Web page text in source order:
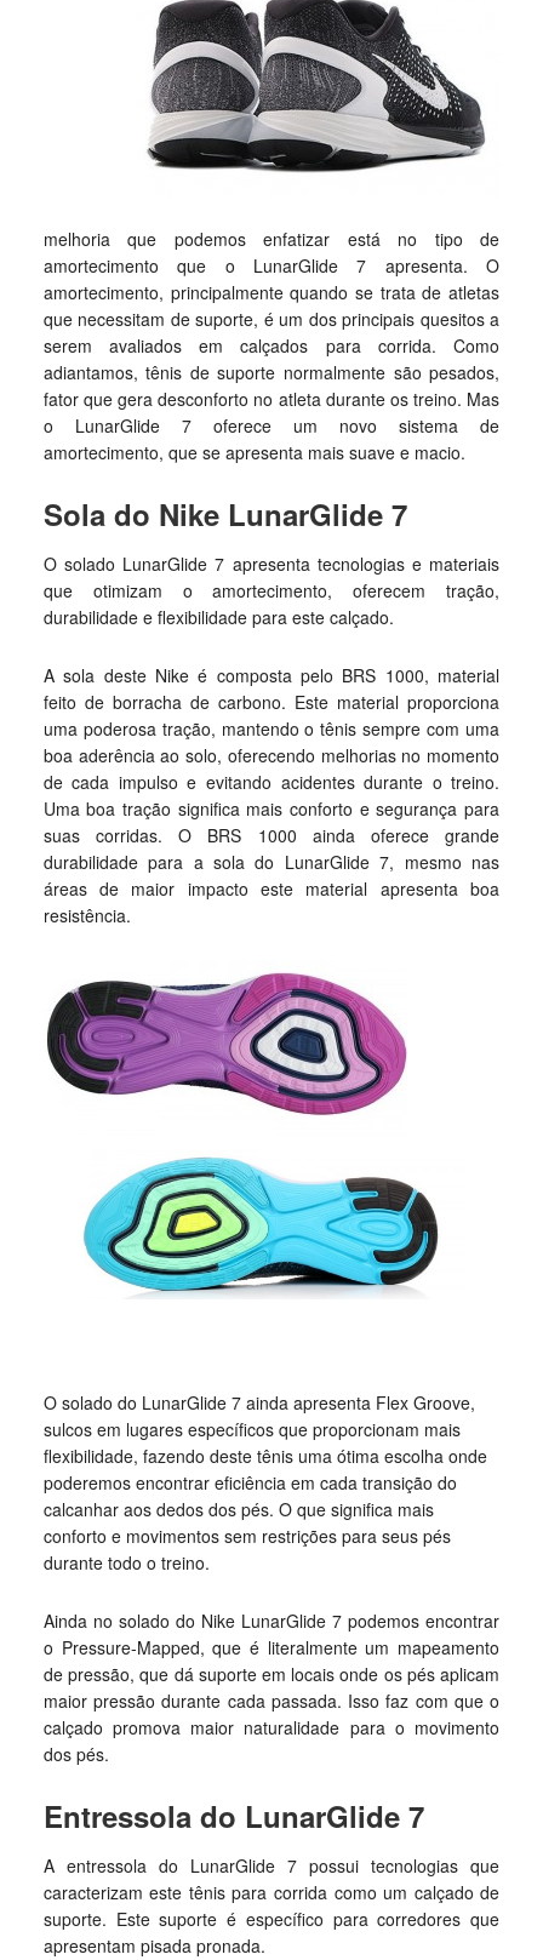
melhoria que podemos enfatizar está no tipo de
amortecimento que o LunarGlide 7 apresenta. O
amortecimento, principalmente quando se trata de atletas
que necessitam de suporte, é um dos principais quesitos a
serem avaliados em calçados para corrida. Como
adiantamos, tênis de suporte normalmente são pesados,
fator que gera desconforto no atleta durante os treino. Mas
o LunarGlide 7 oferece um novo sistema de
amortecimento, que se apresenta mais suave e macio.
Sola do Nike LunarGlide 7
O solado LunarGlide 7 apresenta tecnologias e materiais
que otimizam o amortecimento, oferecem tração,
durabilidade e flexibilidade para este calçado.
A sola deste Nike é composta pelo BRS 1000, material
feito de borracha de carbono. Este material proporciona
uma poderosa tração, mantendo o tênis sempre com uma
boa aderência ao solo, oferecendo melhorias no momento
de cada impulso e evitando acidentes durante o treino.
Uma boa tração significa mais conforto e segurança para
suas corridas. O BRS 1000 ainda oferece grande
durabilidade para a sola do LunarGlide 7, mesmo nas
áreas de maior impacto este material apresenta boa
resistência.
O solado do LunarGlide 7 ainda apresenta Flex Groove,
sulcos em lugares específicos que proporcionam mais
flexibilidade, fazendo deste tênis uma ótima escolha onde
poderemos encontrar eficiência em cada transição do
calcanhar aos dedos dos pés. O que significa mais
conforto e movimentos sem restrições para seus pés
durante todo o treino.
Ainda no solado do Nike LunarGlide 7 podemos encontrar
o Pressure-Mapped, que é literalmente um mapeamento
de pressão, que dá suporte em locais onde os pés aplicam
maior pressão durante cada passada. Isso faz com que o
calçado promova maior naturalidade para o movimento
dos pés.
Entressola do LunarGlide 7
A entressola do LunarGlide 7 possui tecnologias que
caracterizam este tênis para corrida como um calçado de
suporte. Este suporte é específico para corredores que
apresentam pisada pronada.